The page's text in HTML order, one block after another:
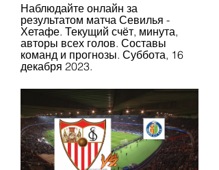
Наблюдайте онлайн за
результатом матча Севилья -
Хетафе. Текущий счёт, минута,
авторы всех голов. Составы
команд и прогнозы. Суббота, 16
декабря 2023.